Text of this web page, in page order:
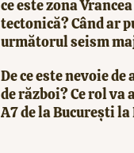
ce este zona
tectonică? Când ar
următorul seism
De ce este nevoie
de război? Ce rol va
A7 de la București